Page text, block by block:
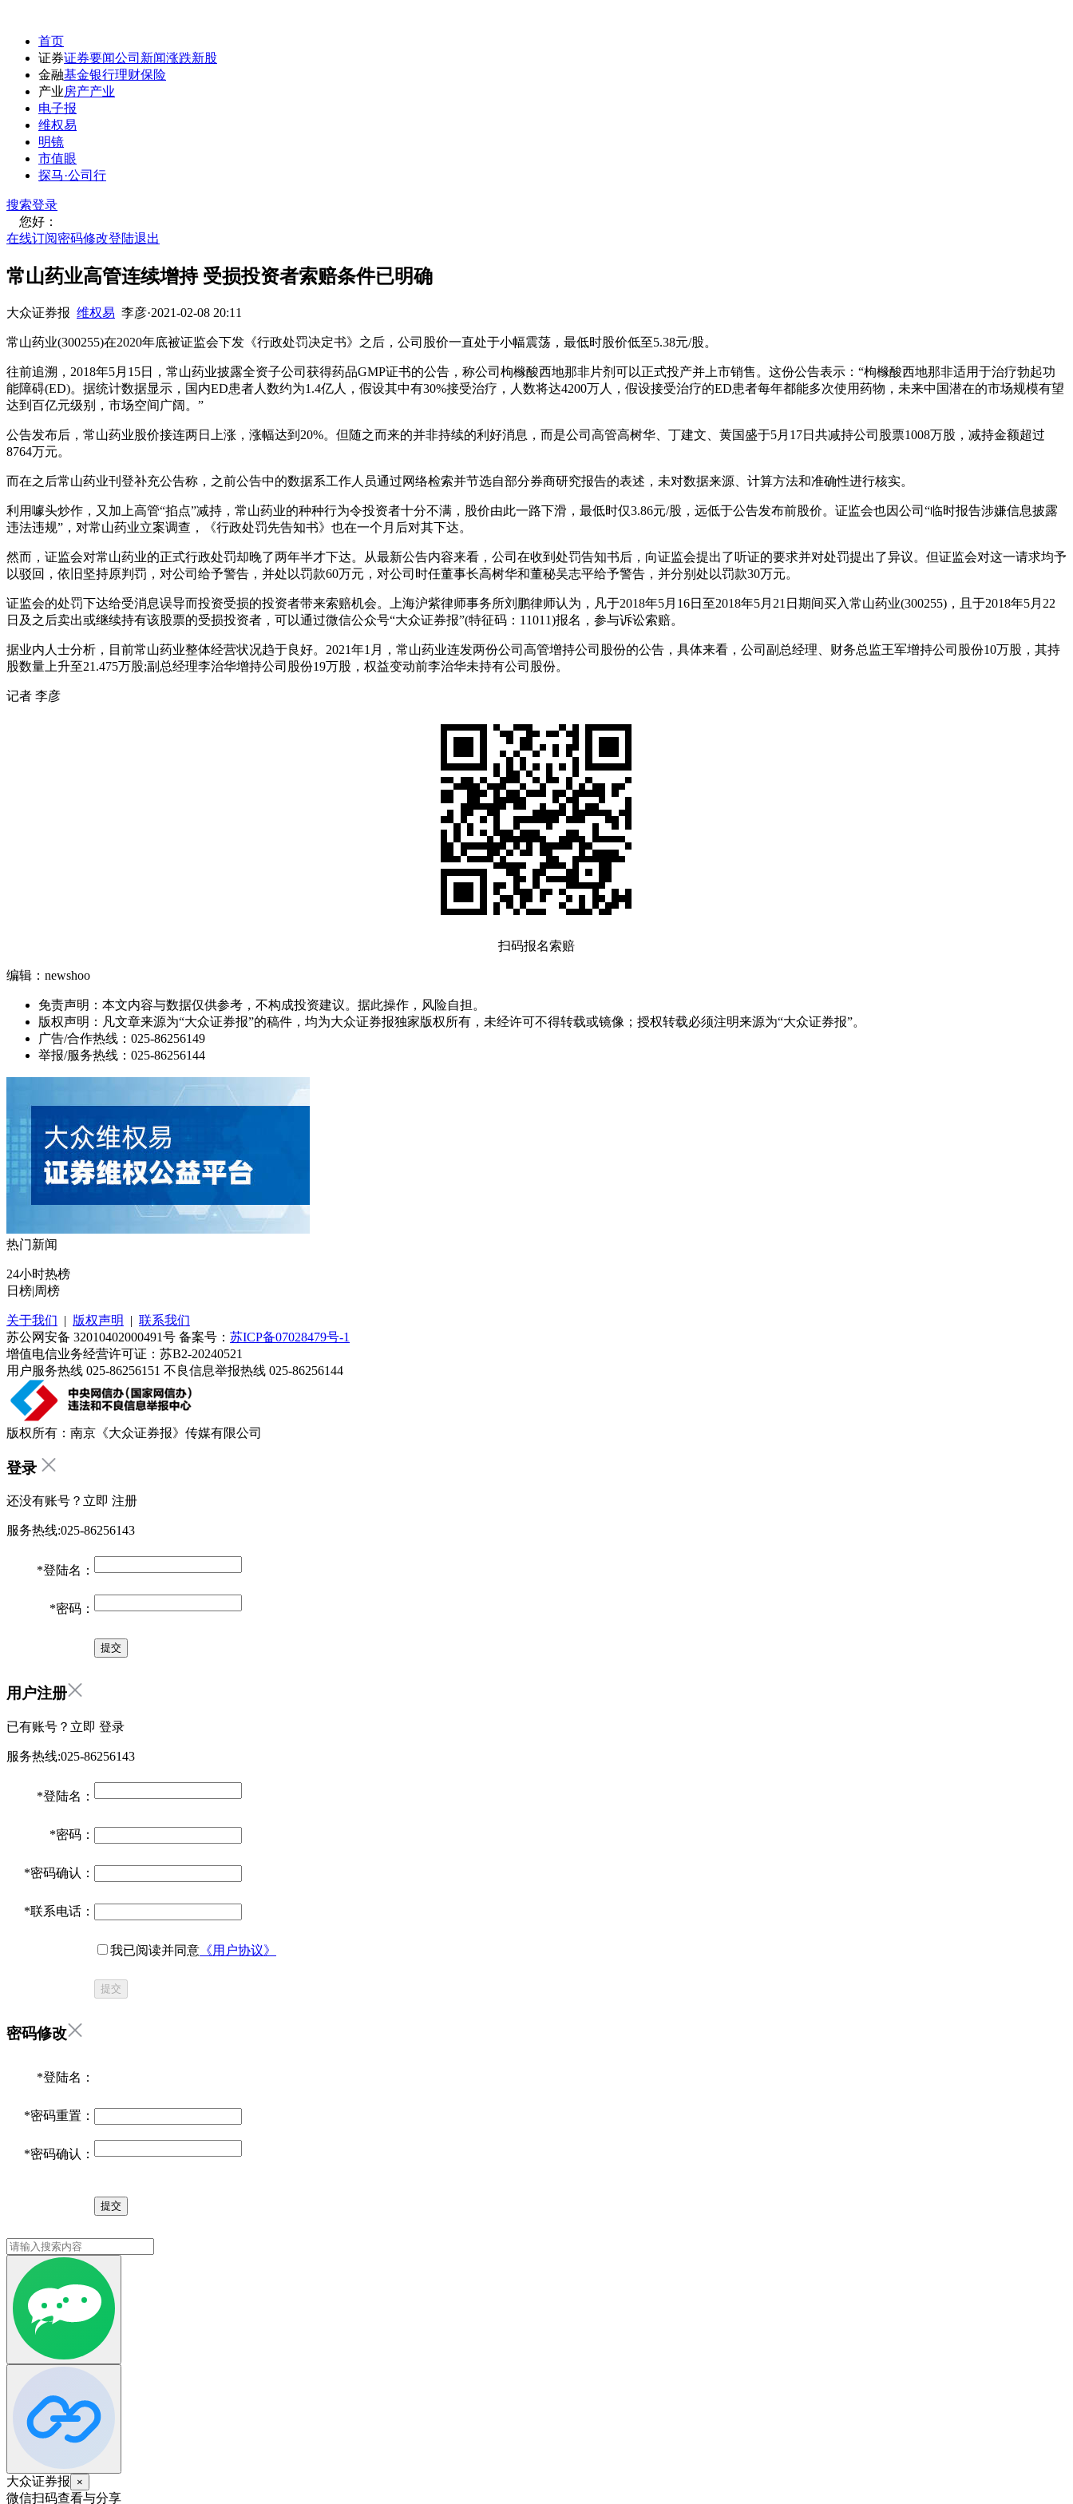
首页
证券证券要闻公司新闻涨跌新股
金融基金银行理财保险
产业房产产业
电子报
维权易
明镜
市值眼
探马·公司行
搜索登录
您好：
在线订阅密码修改登陆退出
常山药业高管连续增持 受损投资者索赔条件已明确
大众证券报 维权易 李彦·2021-02-08 20:11
常山药业(300255)在2020年底被证监会下发《行政处罚决定书》之后，公司股价一直处于小幅震荡，最低时股价低至5.38元/股。
往前追溯，2018年5月15日，常山药业披露全资子公司获得药品GMP证书的公告，称公司枸橼酸西地那非片剂可以正式投产并上市销售。这份公告表示：“枸橼酸西地那非适用于治疗勃起功
能障碍(ED)。据统计数据显示，国内ED患者人数约为1.4亿人，假设其中有30%接受治疗，人数将达4200万人，假设接受治疗的ED患者每年都能多次使用药物，未来中国潜在的市场规模有望
达到百亿元级别，市场空间广阔。”
公告发布后，常山药业股价接连两日上涨，涨幅达到20%。但随之而来的并非持续的利好消息，而是公司高管高树华、丁建文、黄国盛于5月17日共减持公司股票1008万股，减持金额超过
8764万元。
而在之后常山药业刊登补充公告称，之前公告中的数据系工作人员通过网络检索并节选自部分券商研究报告的表述，未对数据来源、计算方法和准确性进行核实。
利用噱头炒作，又加上高管“掐点”减持，常山药业的种种行为令投资者十分不满，股价由此一路下滑，最低时仅3.86元/股，远低于公告发布前股价。证监会也因公司“临时报告涉嫌信息披露
违法违规”，对常山药业立案调查，《行政处罚先告知书》也在一个月后对其下达。
然而，证监会对常山药业的正式行政处罚却晚了两年半才下达。从最新公告内容来看，公司在收到处罚告知书后，向证监会提出了听证的要求并对处罚提出了异议。但证监会对这一请求均予
以驳回，依旧坚持原判罚，对公司给予警告，并处以罚款60万元，对公司时任董事长高树华和董秘吴志平给予警告，并分别处以罚款30万元。
证监会的处罚下达给受消息误导而投资受损的投资者带来索赔机会。上海沪紫律师事务所刘鹏律师认为，凡于2018年5月16日至2018年5月21日期间买入常山药业(300255)，且于2018年5月22
日及之后卖出或继续持有该股票的受损投资者，可以通过微信公众号“大众证券报”(特征码：11011)报名，参与诉讼索赔。
据业内人士分析，目前常山药业整体经营状况趋于良好。2021年1月，常山药业连发两份公司高管增持公司股份的公告，具体来看，公司副总经理、财务总监王军增持公司股份10万股，其持
股数量上升至21.475万股;副总经理李治华增持公司股份19万股，权益变动前李治华未持有公司股份。
记者 李彦
扫码报名索赔
编辑：newshoo
免责声明：本文内容与数据仅供参考，不构成投资建议。据此操作，风险自担。
版权声明：凡文章来源为“大众证券报”的稿件，均为大众证券报独家版权所有，未经许可不得转载或镜像；授权转载必须注明来源为“大众证券报”。
广告/合作热线：025-86256149
举报/服务热线：025-86256144
热门新闻
24小时热榜
日榜|周榜
关于我们 | 版权声明 | 联系我们
苏公网安备 32010402000491号 备案号： 苏ICP备07028479号-1
增值电信业务经营许可证：苏B2-20240521
用户服务热线 025-86256151 不良信息举报热线 025-86256144
版权所有：南京《大众证券报》传媒有限公司
登录
还没有账号？立即 注册
服务热线:025-86256143
*登陆名：
*密码：
用户注册
已有账号？立即 登录
服务热线:025-86256143
*登陆名：
*密码：
*密码确认：
*联系电话：
我已阅读并同意 《用户协议》
提交
密码修改
*登陆名：
*密码重置：
*密码确认：
大众证券报 ×
微信扫码查看与分享